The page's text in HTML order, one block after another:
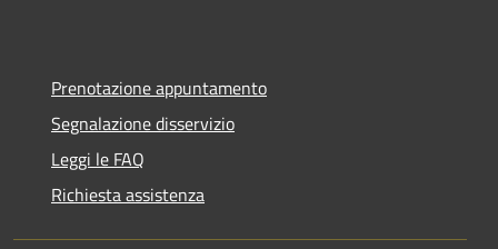
Prenotazione appuntamento
Segnalazione disservizio
Leggi le FAQ
Richiesta assistenza